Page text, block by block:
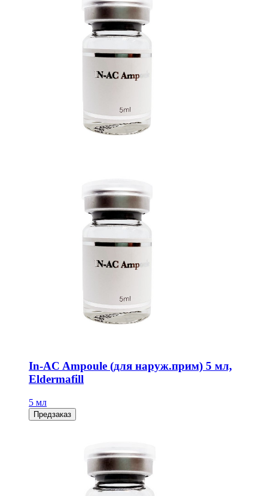
In-AC Ampoule (для наруж.прим) 5 мл,
Eldermafill
5 мл
Предзаказ